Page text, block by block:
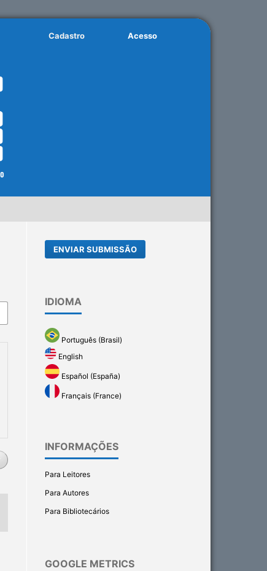
Cadastro Acesso
ENVIAR SUBMISSÃO
IDIOMA
Português (Brasil)
English
Español (España)
Français (France)
INFORMAÇÕES
Para Leitores
Para Autores
Para Bibliotecários
GOOGLE METRICS